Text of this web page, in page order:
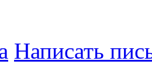
Написать